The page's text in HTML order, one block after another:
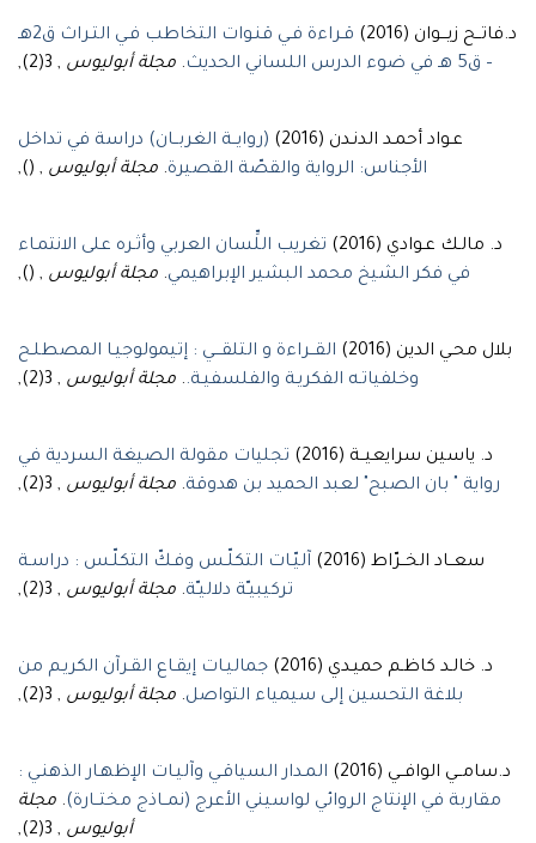
د.فاتــح زيـــوان (2016)
قـراءة فـي قنـوات التخاطب فـي التـراث ق2هـ
– ق5 هـ في ضوء الدرس اللساني الحديث
. مجلة أبوليوس , 3(2),
عـواد أحمـد الدنـدن (2016)
(روايــة الغربــان) دراسة في تداخل
الأجناس: الرواية والقصّة القصيرة. مجلة أبوليوس , (),
د. مالـك عـوادي (2016)
تغريب اللِّسان العربي وأثـره على الانتمـاء
في فكر الشيخ محمد البشير الإبراهيمي. مجلة أبوليوس , (),
بلال محـي الدين (2016)
القــراءة و التلقـــي : إتيمولوجيـا المصطلـح
وخلفياتـه الفكريـة والفلسفيـة.. مجلة أبوليوس , 3(2),
د. ياسين سرايعيــة (2016)
تجليات مقولة الصيغة السردية في
رواية " بان الصبح" لعبد الحميد بن هدوقة. مجلة أبوليوس , 3(2),
سعــاد الخــرّاط (2016)
آليّـات التكلّـس وفـكّ التكلّـس : دراسـة
تركيبيـّة دلاليـّة. مجلة أبوليوس , 3(2),
د. خالـد كاظـم حميـدي (2016)
جماليـات إيقـاع القـرآن الكريـم من
بلاغة التحسين إلى سيمياء التواصل. مجلة أبوليوس , 3(2),
د.سامــي الوافــي (2016)
المـدار السياقـي وآليـات الإظهـار الذهنـي :
مقاربة في الإنتاج الروائي لواسيني الأعرج (نمــاذج مختــارة). مجلة
أبوليوس , 3(2),